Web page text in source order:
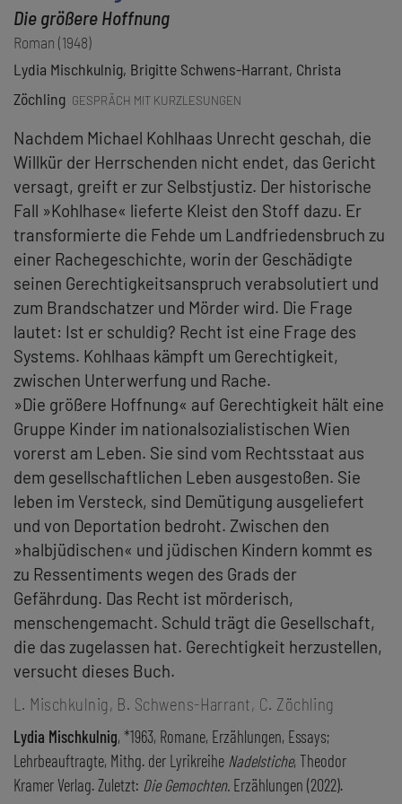
Die größere Hoffnung
Roman (1948)
Lydia Mischkulnig, Brigitte Schwens-Harrant, Christa
Zöchling GESPRÄCH MIT KURZLESUNGEN
Nachdem Michael Kohlhaas Unrecht geschah, die
Willkür der Herrschenden nicht endet, das Gericht
versagt, greift er zur Selbstjustiz. Der historische
Fall »Kohlhase« lieferte Kleist den Stoff dazu. Er
transformierte die Fehde um Landfriedensbruch zu
einer Rachegeschichte, worin der Geschädigte
seinen Gerechtigkeitsanspruch verabsolutiert und
zum Brandschatzer und Mörder wird. Die Frage
lautet: Ist er schuldig? Recht ist eine Frage des
Systems. Kohlhaas kämpft um Gerechtigkeit,
zwischen Unterwerfung und Rache.
»Die größere Hoffnung« auf Gerechtigkeit hält eine
Gruppe Kinder im nationalsozialistischen Wien
vorerst am Leben. Sie sind vom Rechtsstaat aus
dem gesellschaftlichen Leben ausgestoßen. Sie
leben im Versteck, sind Demütigung ausgeliefert
und von Deportation bedroht. Zwischen den
»halbjüdischen« und jüdischen Kindern kommt es
zu Ressentiments wegen des Grads der
Gefährdung. Das Recht ist mörderisch,
menschengemacht. Schuld trägt die Gesellschaft,
die das zugelassen hat. Gerechtigkeit herzustellen,
versucht dieses Buch.
L. Mischkulnig, B. Schwens-Harrant, C. Zöchling
Lydia Mischkulnig, *1963, Romane, Erzählungen, Essays;
Lehrbeauftragte, Mithg. der Lyrikreihe Nadelstiche, Theodor
Kramer Verlag. Zuletzt: Die Gemochten. Erzählungen (2022).